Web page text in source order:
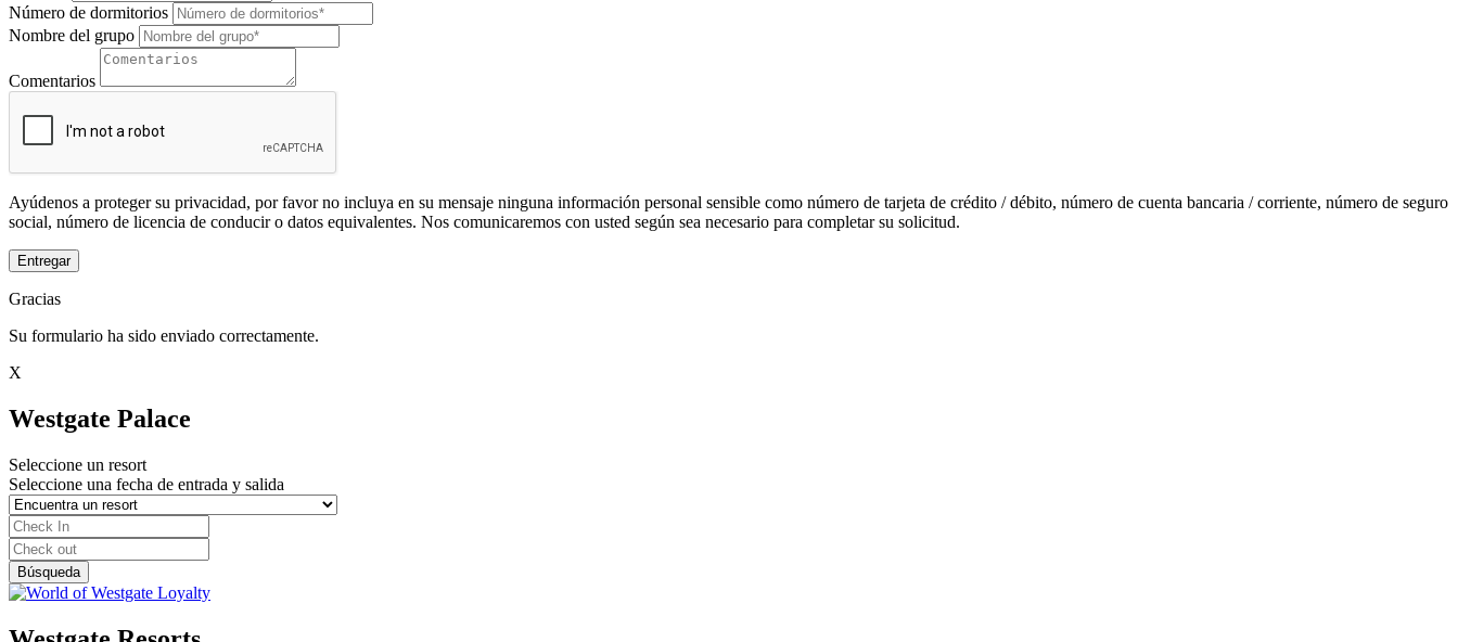
Número de dormitorios
Nombre del grupo
Comentarios
Ayúdenos a proteger su privacidad, por favor no incluya en su mensaje ninguna información personal sensible como número de tarjeta de crédito / débito, número de cuenta bancaria / corriente, número de seguro
social, número de licencia de conducir o datos equivalentes. Nos comunicaremos con usted según sea necesario para completar su solicitud.
Entregar
Gracias
Su formulario ha sido enviado correctamente.
X
Westgate Palace
Seleccione un resort
Seleccione una fecha de entrada y salida